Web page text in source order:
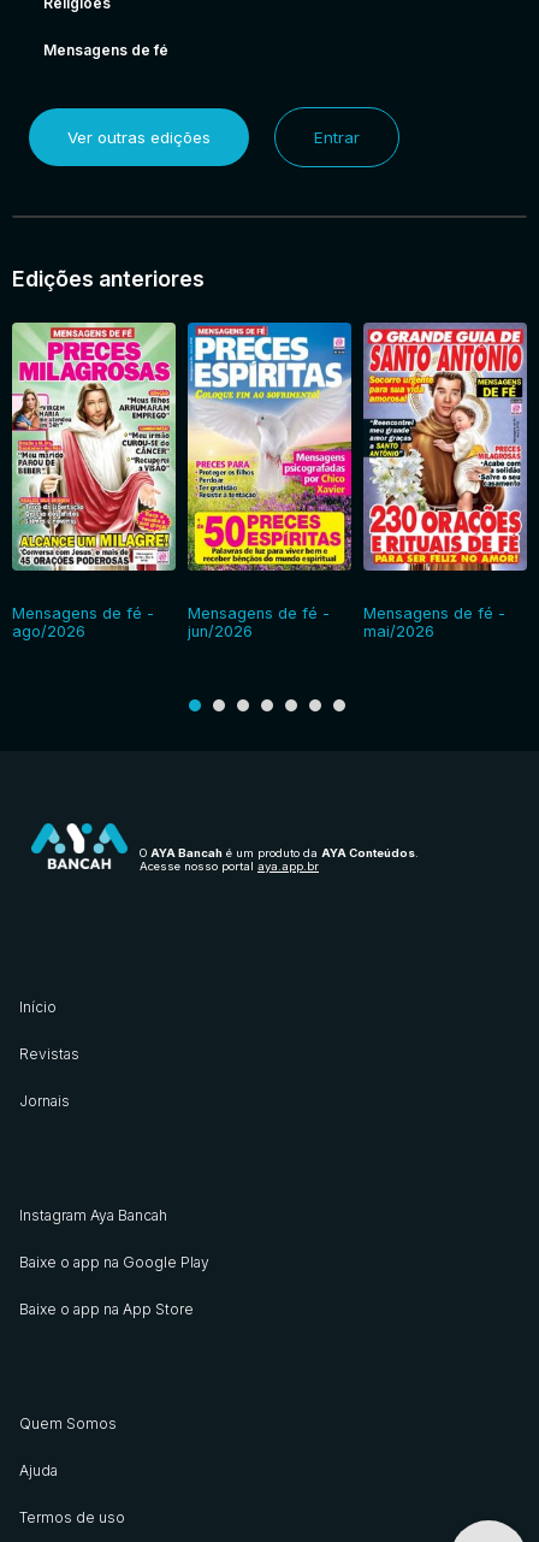
Mensagens de fé
Ver outras edições Entrar
Edições anteriores
Mensagens de fé -
ago/2026
Mensagens de fé -
jun/2026
Mensagens de fé -
mai/2026
O AYA Bancah é um produto da AYA Conteúdos
Acesse nosso portal aya.app.br
Início
Revistas
Jornais
Instagram Aya Bancah
Baixe o app na Google Play
Baixe o app na App Store
Quem Somos
Ajuda
Termos de uso